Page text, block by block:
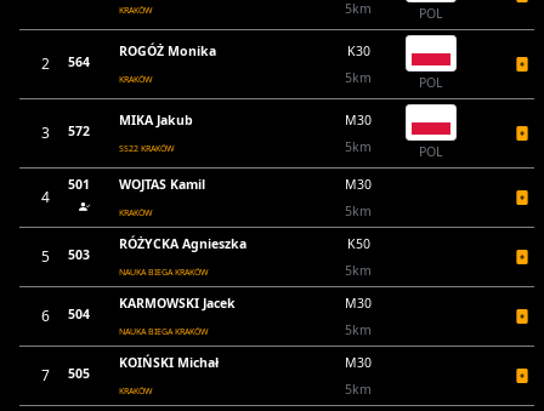
KRAKÓW
5km
POL
2 564
ROGÓŻ Monika
KRAKÓW
K30
5km
POL
3 572
MIKA Jakub
SS22 KRAKÓW
M30
5km
POL
4
501 WOJTAS Kamil
KRAKÓW
M30
5km
5 503
RÓŻYCKA Agnieszka
NAUKA BIEGA KRAKÓW
K50
5km
6 504
KARMOWSKI Jacek
NAUKA BIEGA KRAKÓW
M30
5km
7 505
KOIŃSKI Michał
KRAKÓW
M30
5km